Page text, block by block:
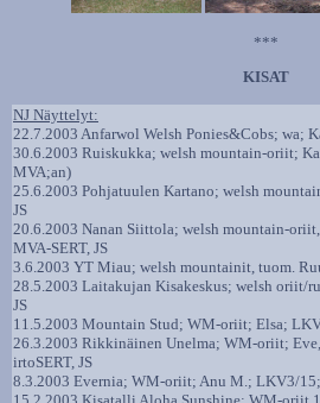
***
KISAT
NJ Näyttelyt:
22.7.2003 Anfarwol Welsh Ponies&Cobs; wa;
30.6.2003 Ruiskukka; welsh mountain-oriit;
MVA;an)
25.6.2003 Pohjatuulen Kartano; welsh
JS
20.6.2003 Nanan Siittola; welsh mountain-
MVA-SERT, JS
3.6.2003 YT Miau; welsh mountainit, tuom.
28.5.2003 Laitakujan Kisakeskus; welsh oriit/
JS
11.5.2003 Mountain Stud; WM-oriit; Elsa;
26.3.2003 Rikkinäinen Unelma; WM-oriit;
irtoSERT, JS
8.3.2003 Evernia; WM-oriit; Anu M.; LKV3/